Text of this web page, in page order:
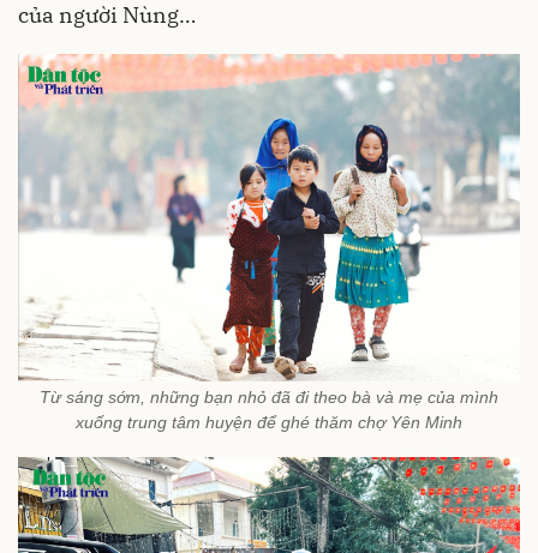
của người Nùng…
Từ sáng sớm, những bạn nhỏ đã đi theo bà và mẹ của mình
xuống trung tâm huyện để ghé thăm chợ Yên Minh